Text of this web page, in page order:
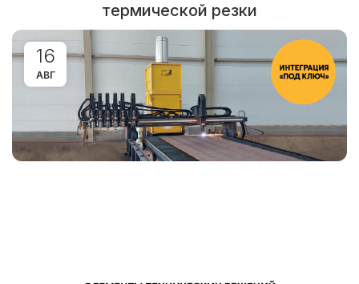
термической резки
16
АВГ